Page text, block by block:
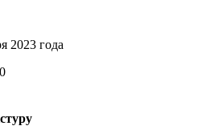
2023 года